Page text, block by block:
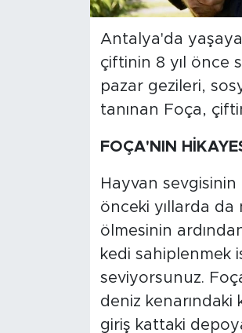
Antalya'da
çiftinin 8 yıl önce
pazar gezileri,
tanınan Foça,
FOÇA'NIN
Hayvan
önceki yıllarda da
ölmesinin
kedi sahiplenmek
seviyorsunuz.
deniz kenarındaki
giriş kattaki